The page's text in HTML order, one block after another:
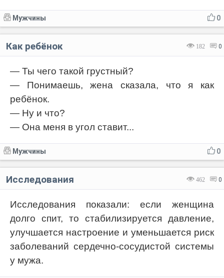
0
Мужчины
182 0
Как ребёнок
— Ты чего такой грустный?
— Понимаешь, жена сказала, что я как
ребёнок.
— Ну и что?
— Она меня в угол ставит...
0
Мужчины
462 0
Исследования
Исследования показали: если женщина
долго спит, то стабилизируется давление,
улучшается настроение и уменьшается риск
заболеваний сердечно-сосудистой системы
у мужа.